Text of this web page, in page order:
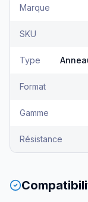
Marque
SKU
Type
Format
Gamme
Résistance